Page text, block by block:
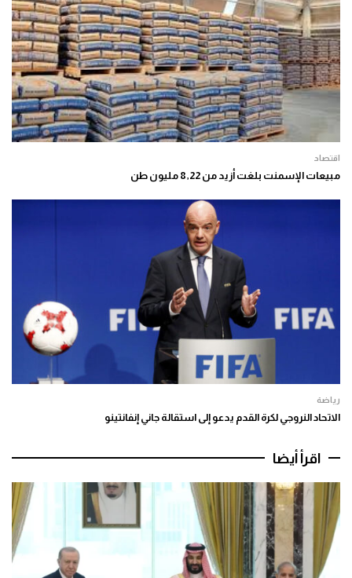
اقتصاد
مبيعات الإسمنت بلغت أزيد من 8,22 مليون طن
رياضة
الاتحاد النروجي لكرة القدم يدعو إلى استقالة جاني إنفانتينو
اقرأ أيضا